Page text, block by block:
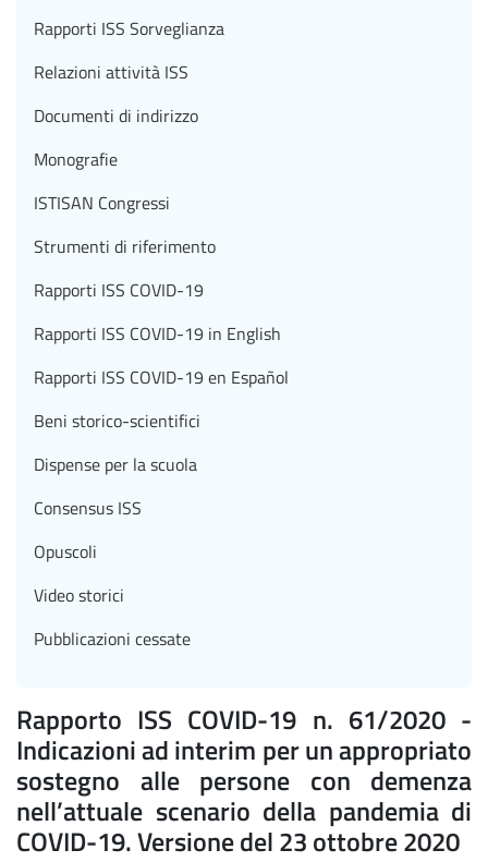
Rapporto ISS COVID-19 n. 61/2020 -
Indicazioni ad interim per un appropriato
sostegno alle persone con demenza
nell’attuale scenario della pandemia di
COVID-19. Versione del 23 ottobre 2020
Rapporti ISS Sorveglianza
Relazioni attività ISS
Documenti di indirizzo
Monografie
ISTISAN Congressi
Strumenti di riferimento
Rapporti ISS COVID-19
Rapporti ISS COVID-19 in English
Rapporti ISS COVID-19 en Español
Beni storico-scientifici
Dispense per la scuola
Consensus ISS
Opuscoli
Video storici
Pubblicazioni cessate